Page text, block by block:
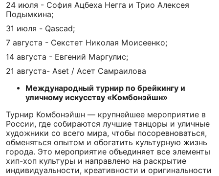
24 июля - София Ацбеха Негга и Трио Алексея
Подымкина;
31 июля - Qascad;
7 августа - Секстет Николая Моисеенко;
14 августа - Евгений Маргулис;
21 августа- Aset / Асет Самраилова
Международный турнир по брейкингу и
уличному искусству «Комбонэйшн»
Турнир Комбонэйшн — крупнейшее мероприятие в
России, где собираются лучшие танцоры и уличные
художники со всего мира, чтобы посоревноваться,
обменяться опытом и обогатить культурную жизнь
города. Это мероприятие объединяет все элементы
хип-хоп культуры и направлено на раскрытие
индивидуальности, креативности и оригинальности